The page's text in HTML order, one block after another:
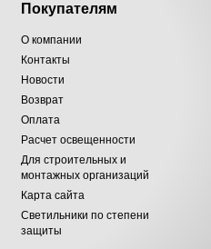
Покупателям
О компании
Контакты
Новости
Возврат
Оплата
Расчет освещенности
Для строительных и
монтажных организаций
Карта сайта
Светильники по степени
защиты